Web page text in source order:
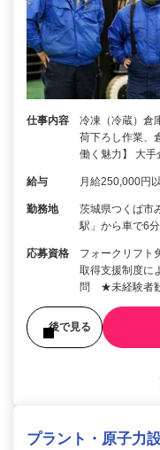
仕事内容
冷凍（冷蔵）倉
荷下ろし作業、
働く魅力】 大
給与 月給250,000
勤務地
茨城県つくば市
駅」から車で6分
応募資格
フォークリフト
取得支援制度
問 ★未経験者
後で見る
プラント・原子力